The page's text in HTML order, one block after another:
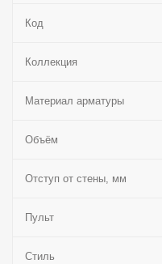
Код
Коллекция
Материал арматуры
Объём
Отступ от стены, мм
Пульт
Стиль